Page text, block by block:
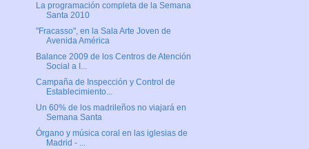
La programación completa de la Semana
Santa 2010
"Fracasso", en la Sala Arte Joven de
Avenida América
Balance 2009 de los Centros de Atención
Social a I...
Campaña de Inspección y Control de
Establecimiento...
Un 60% de los madrileños no viajará en
Semana Santa
Órgano y música coral en las iglesias de
Madrid - ...